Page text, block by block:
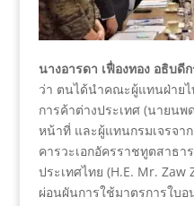
นางอารดา เฟื่องทอง อธิบดี
ว่า ตนได้นำคณะผู้แทนฝ่ายไ
การค้าต่างประเทศ (นายน
หน้าที่ และผู้แทนกรมเจรจา
คารวะเอกอัครราชทูตสาธ
ประเทศไทย (H.E. Mr. Zaw
ผ่อนผันการใช้มาตรการใบ